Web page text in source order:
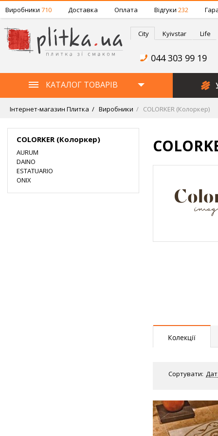
Виробники 710 Доставка Оплата Відгуки 232
City Kyivstar Life
044 303 99 19
КАТАЛОГ ТОВАРІВ
Інтернет-магазин Плитка Виробники COLORKER (Колоркер)
COLORKER (Колоркер)
AURUM
DAINO
ESTATUARIO
ONIX
Колекції
Сортувати: